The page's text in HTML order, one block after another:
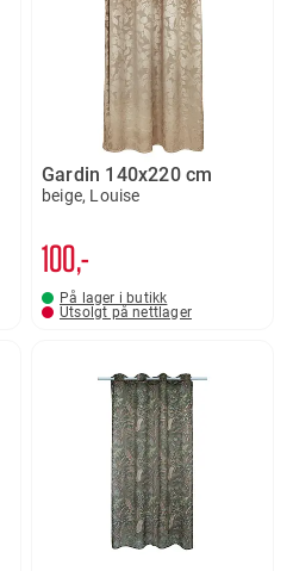
Gardin 140x220 cm
beige, Louise
100,-
På lager i butikk
Utsolgt på nettlager